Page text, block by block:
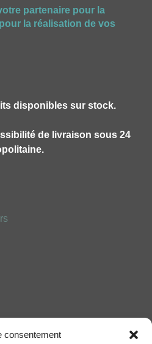
consentement
partenaire pour la
la réalisation de vos
disponibles sur stock.
de livraison sous 24